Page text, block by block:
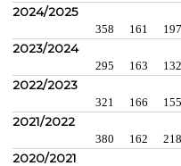
2024/2025
358 161 197
2023/2024
295 163 132
2022/2023
321 166 155
2021/2022
380 162 218
2020/2021